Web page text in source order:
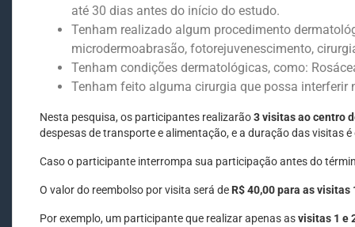
até 30 dias antes do início do estudo.
Tenham realizado algum procedimento
microdermoabrasão, fotorejuvenescimento,
Tenham condições dermatológicas, como:
Tenham feito alguma cirurgia que possa interferir
Nesta pesquisa, os participantes realizarão3 visitas ao centro
despesas de transporte e alimentação, e a duração das visitas
Caso o participante interrompa sua participação antes do
O valor do reembolso por visita será de R$ 40,00 para as visitas
Por exemplo, um participante que realizar apenas asvisitas 1 e